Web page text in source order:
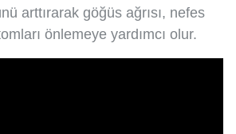
arttırarak göğüs ağrısı, nefes
önlemeye yardımcı olur.